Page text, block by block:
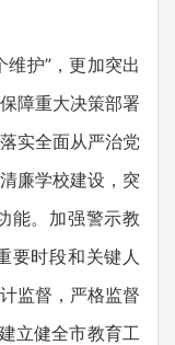
护”，更加突出
障重大决策部署
实全面从严治党
廉学校建设，突
能。加强警示教
要时段和关键人
监督，严格监督
立健全市教育工